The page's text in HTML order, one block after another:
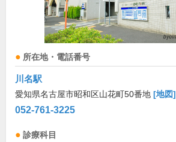
所在地・電話番号
川名駅
愛知県名古屋市昭和区山花町50番地 [地図]
052-761-3225
診療科目